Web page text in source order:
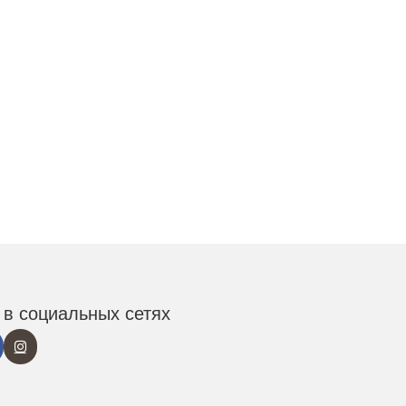
социальных сетях